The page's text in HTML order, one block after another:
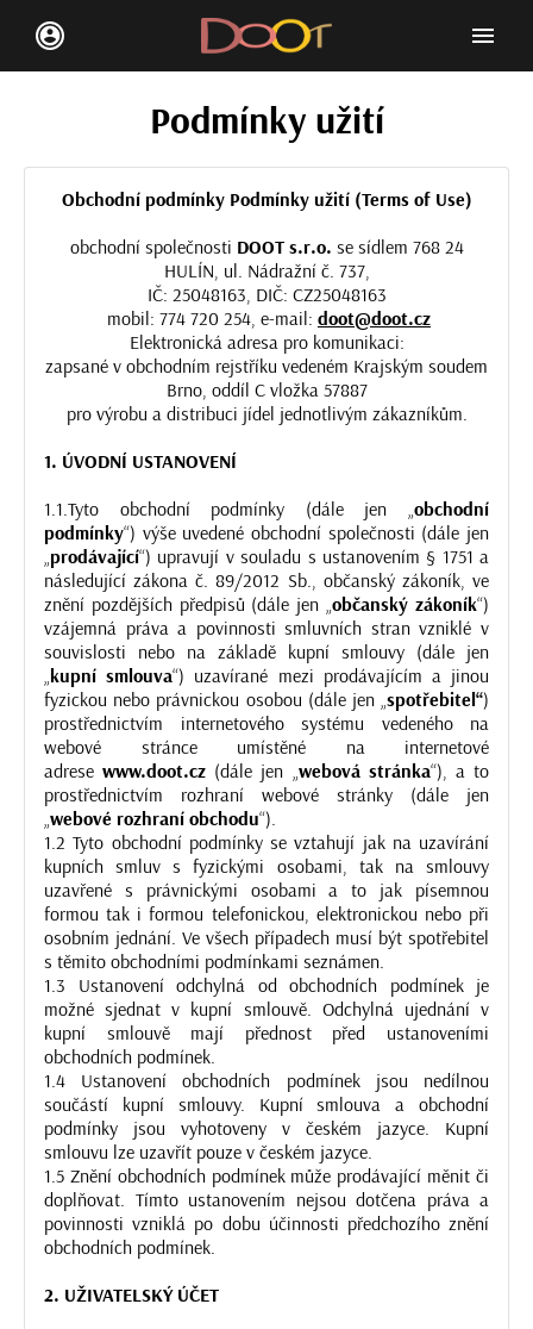
account_circle menu
Podmínky užití
Obchodní podmínky Podmínky užití (Terms of Use)
obchodní společnosti DOOT s.r.o. se sídlem 768 24
HULÍN, ul. Nádražní č. 737,
IČ: 25048163, DIČ: CZ25048163
mobil: 774 720 254, e-mail: doot@doot.cz
Elektronická adresa pro komunikaci:
zapsané v obchodním rejstříku vedeném Krajským soudem
Brno, oddíl C vložka 57887
pro výrobu a distribuci jídel jednotlivým zákazníkům.
1. ÚVODNÍ USTANOVENÍ
1.1.Tyto obchodní podmínky (dále jen „obchodní
podmínky“) výše uvedené obchodní společnosti (dále jen
„prodávající“) upravují v souladu s ustanovením § 1751 a
následující zákona č. 89/2012 Sb., občanský zákoník, ve
znění pozdějších předpisů (dále jen „občanský zákoník“)
vzájemná práva a povinnosti smluvních stran vzniklé v
souvislosti nebo na základě kupní smlouvy (dále jen
„kupní smlouva“) uzavírané mezi prodávajícím a jinou
fyzickou nebo právnickou osobou (dále jen „spotřebitel“)
prostřednictvím internetového systému vedeného na
webové stránce umístěné na internetové
adresewww.doot.cz (dále jen „webová stránka“), a to
prostřednictvím rozhraní webové stránky (dále jen
„webové rozhraní obchodu“).
1.2 Tyto obchodní podmínky se vztahují jak na uzavírání
kupních smluv s fyzickými osobami, tak na smlouvy
uzavřené s právnickými osobami a to jak písemnou
formou tak i formou telefonickou, elektronickou nebo při
osobním jednání. Ve všech případech musí být spotřebitel
s těmito obchodními podmínkami seznámen.
1.3 Ustanovení odchylná od obchodních podmínek je
možné sjednat v kupní smlouvě. Odchylná ujednání v
kupní smlouvě mají přednost před ustanoveními
obchodních podmínek.
1.4 Ustanovení obchodních podmínek jsou nedílnou
součástí kupní smlouvy. Kupní smlouva a obchodní
podmínky jsou vyhotoveny v českém jazyce. Kupní
smlouvu lze uzavřít pouze v českém jazyce.
1.5 Znění obchodních podmínek může prodávající měnit či
doplňovat. Tímto ustanovením nejsou dotčena práva a
povinnosti vzniklá po dobu účinnosti předchozího znění
obchodních podmínek.
2. UŽIVATELSKÝ ÚČET